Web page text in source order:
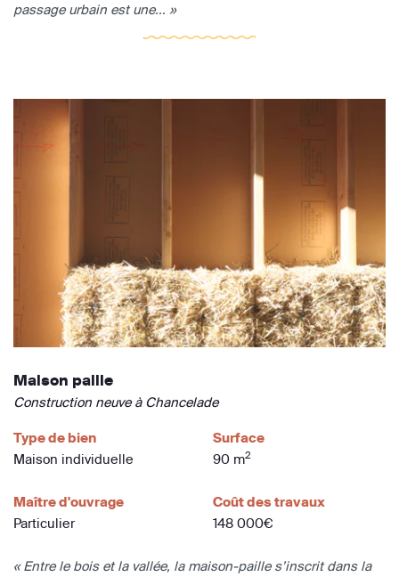
passage urbain est une... »
Maison paille
Construction neuve à Chancelade
Type de bien
Maison individuelle
Surface
90 m2
Maître d'ouvrage
Particulier
Coût des travaux
148 000€
« Entre le bois et la vallée, la maison-paille s’inscrit dans la